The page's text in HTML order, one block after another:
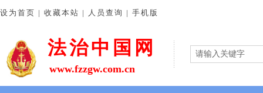
法治中国网
设为首页 | 收藏本站 | 人员查询 | 手机版
www.fzzgw.com.cn